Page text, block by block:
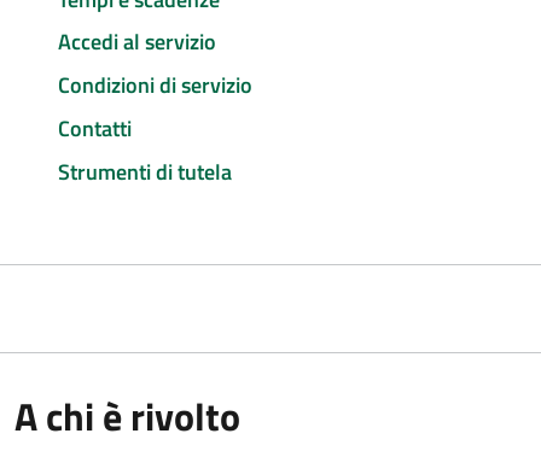
Accedi al servizio
Condizioni di servizio
Contatti
Strumenti di tutela
A chi è rivolto